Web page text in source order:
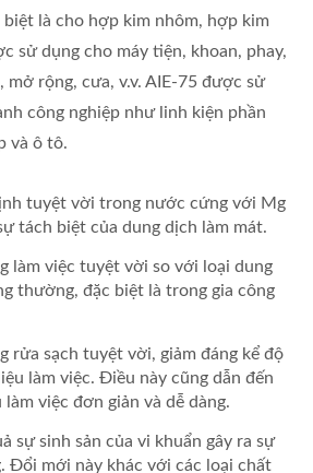
biệt là cho hợp kim nhôm, hợp kim
sử dụng cho máy tiện, khoan, phay,
mở rộng, cưa, v.v. AIE-75 được sử
công nghiệp như linh kiện phần
và ô tô.
tuyệt vời trong nước cứng với Mg
tách biệt của dung dịch làm mát.
làm việc tuyệt vời so với loại dung
thường, đặc biệt là trong gia công
rửa sạch tuyệt vời, giảm đáng kể độ
làm việc. Điều này cũng dẫn đến
việc đơn giản và dễ dàng.
sự sinh sản của vi khuẩn gây ra sự
Đổi mới này khác với các loại chất